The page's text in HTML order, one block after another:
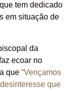
tem dedicado
em situação de
da
ecoar no
que “Vençamos
que